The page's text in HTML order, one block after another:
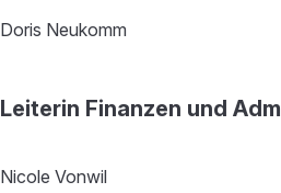
Doris Neukomm
Leiterin Finanzen und
Nicole Vonwil